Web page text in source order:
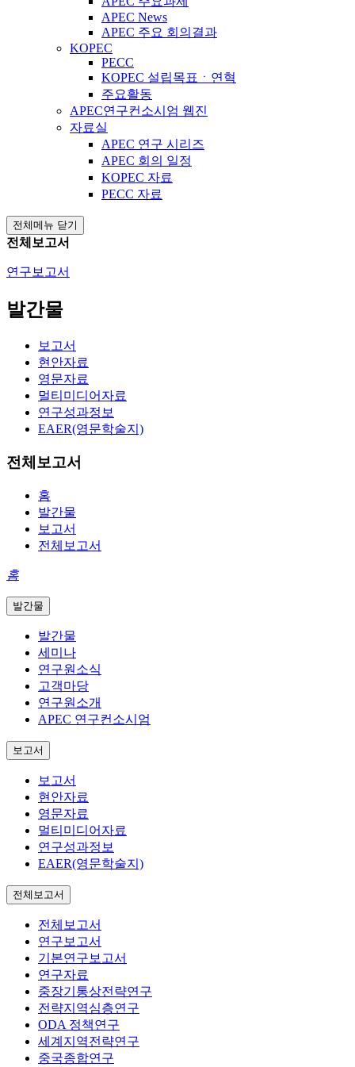
APEC News
APEC 주요 회의결과
KOPEC
PECC
KOPEC 설립목표ㆍ연혁
주요활동
APEC연구컨소시엄 웹진
자료실
APEC 연구 시리즈
APEC 회의 일정
KOPEC 자료
PECC 자료
전체메뉴 닫기
전체보고서
연구보고서
발간물
보고서
현안자료
영문자료
멀티미디어자료
연구성과정보
EAER(영문학술지)
전체보고서
홈
발간물
보고서
전체보고서
홈
발간물
발간물
세미나
연구원소식
고객마당
연구원소개
APEC 연구컨소시엄
보고서
보고서
현안자료
영문자료
멀티미디어자료
연구성과정보
EAER(영문학술지)
전체보고서
전체보고서
연구보고서
기본연구보고서
연구자료
중장기통상전략연구
전략지역심층연구
ODA 정책연구
세계지역전략연구
중국종합연구